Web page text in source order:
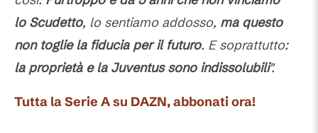
lo Scudetto, lo sentiamo addosso, ma questo
non toglie la fiducia per il futuro. E soprattutto:
la proprietà e la Juventus sono indissolubili".
Tutta la Serie A su DAZN, abbonati ora!